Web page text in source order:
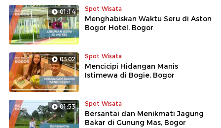
01:14 Spot Wisata
Menghabiskan Waktu Seru di Aston
Bogor Hotel, Bogor
03:02 Spot Wisata
Mencicipi Hidangan Manis
Istimewa di Bogie, Bogor
01:53 Spot Wisata
Bersantai dan Menikmati Jagung
Bakar di Gunung Mas, Bogor